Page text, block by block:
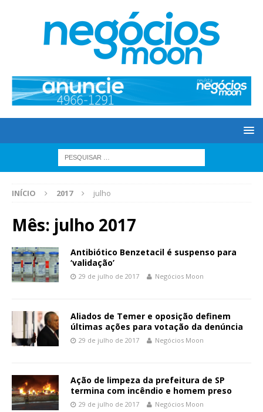
INÍCIO 2017 julho
Mês: julho 2017
Antibiótico Benzetacil é suspenso para
‘validação’
29 de julho de 2017 Negócios Moon
Aliados de Temer e oposição definem
últimas ações para votação da denúncia
29 de julho de 2017 Negócios Moon
Ação de limpeza da prefeitura de SP
termina com incêndio e homem preso
29 de julho de 2017 Negócios Moon